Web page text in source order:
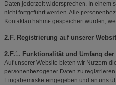
Daten jederzeit widersprechen. In einem
nicht fortgeführt werden. Alle
Kontaktaufnahme gespeichert wurden,
2.F. Registrierung auf unserer
2.F.1. Funktionalität und Umfang der
Auf unserer Website bieten wir Nutzern
personenbezogener Daten zu
Eingabemaske eingegeben und an uns